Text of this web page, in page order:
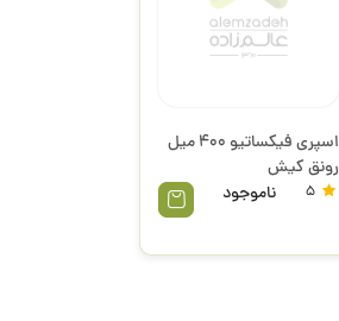
اسپری فیکساتیو 400 میل
رونق کیش
5 ناموجود